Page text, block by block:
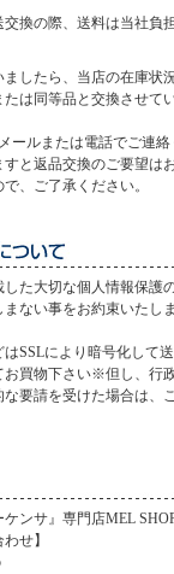
換の際、送料は当社負
したら、当店の在庫状
は同等品と交換させて
ールまたは電話でご連絡
と返品交換のご要望は
、ご了承ください。
た大切な個人情報保護
ない事をお約束いたしま
SSLにより暗号化して
買物下さい※但し、行
要請を受けた場合は、
ンサ』専門店MEL
せ】